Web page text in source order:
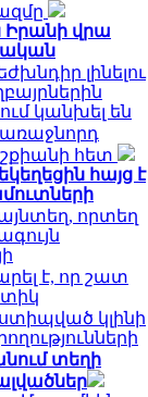
Իրանի վրա
լինելու
կանխել են
առաջնորդ
հետ
հայց է
որտեղ
է, որ շատ
կլինի
տեղի